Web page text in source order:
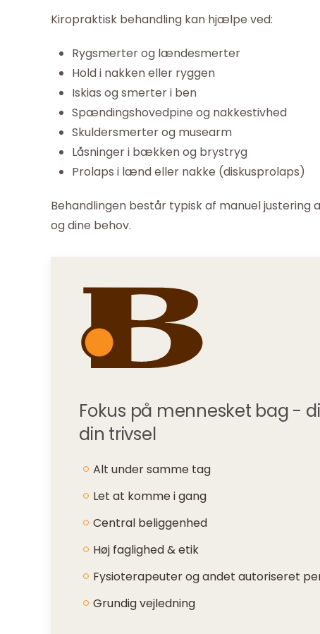
Kiropraktisk behandling kan hjælpe ved:
Rygsmerter og lændesmerter
Hold i nakken eller ryggen
Iskias og smerter i ben
Spændingshovedpine og nakkestivhed
Skuldersmerter og musearm
Låsninger i bækken og brystryg
Prolaps i lænd eller nakke (diskusprolaps)
Behandlingen består typisk af manuel
og dine behov.
Fokus på mennesket bag -
din trivsel
Alt under samme tag
Let at komme i gang
Central beliggenhed
Høj faglighed & etik
Fysioterapeuter og andet autoriseret
Grundig vejledning